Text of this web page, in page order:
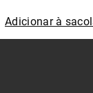
Adicionar à